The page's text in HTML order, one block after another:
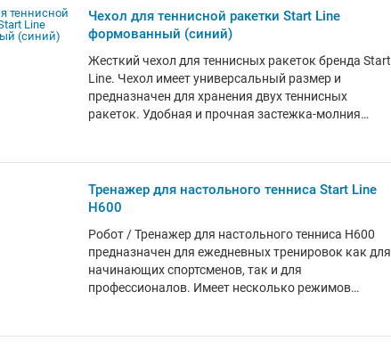
из плотной экокожи. Благодаря тканевой петле
чехол удобно носить с собой. Модель оснащена
хранения спортивных аксессуаров. Чехол для
теннисной ракетки START LINE с карманом
прослужат вам долгое время, сохраняя ракетку и
мячи в отличном состоянии.
Чехол для теннисной ракетки Start Line
формованный (синий)
Жесткий чехол для теннисных ракеток бренда Start
Line. Чехол имеет универсальный размер и
предназначен для хранения двух теннисных
ракеток. Удобная и прочная застежка-молния
чехол всепогодным, устойчивым к
неблагоприятным воздействиям. Внутренний
фиксатор плотно удерживает ракетку внутри
защитит игровой инвентарь от повреждений и
загрязнений, а также создаст дополнительные
удобства при его хранении и переносе.
Тренажер для настольного тенниса Start Line
H600
Робот / Тренажер для настольного тенниса H600
предназначен для ежедневных тренировок как для
начинающих спортсменов, так и для
профессионалов. Имеет несколько режимов
вращения; левое боковое вращение; правое